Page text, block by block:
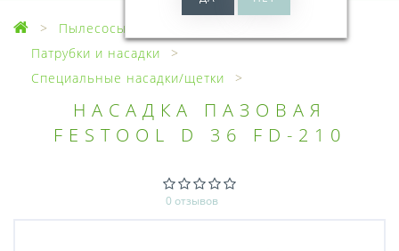
Пылесосы
Патрубки и насадки
Специальные насадки/щетки
НАСАДКА ПАЗОВАЯ
FESTOOL D 36 FD-210
0 отзывов